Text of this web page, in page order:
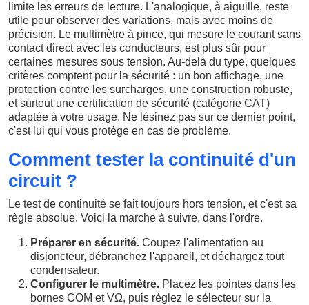
limite les erreurs de lecture. L'analogique, à aiguille, reste
utile pour observer des variations, mais avec moins de
précision. Le multimètre à pince, qui mesure le courant sans
contact direct avec les conducteurs, est plus sûr pour
certaines mesures sous tension. Au-delà du type, quelques
critères comptent pour la sécurité : un bon affichage, une
protection contre les surcharges, une construction robuste,
et surtout une certification de sécurité (catégorie CAT)
adaptée à votre usage. Ne lésinez pas sur ce dernier point,
c'est lui qui vous protège en cas de problème.
Comment tester la continuité d'un
circuit ?
Le test de continuité se fait toujours hors tension, et c'est sa
règle absolue. Voici la marche à suivre, dans l'ordre.
Préparer en sécurité. Coupez l'alimentation au
disjoncteur, débranchez l'appareil, et déchargez tout
condensateur.
Configurer le multimètre. Placez les pointes dans les
bornes COM et VΩ, puis réglez le sélecteur sur la